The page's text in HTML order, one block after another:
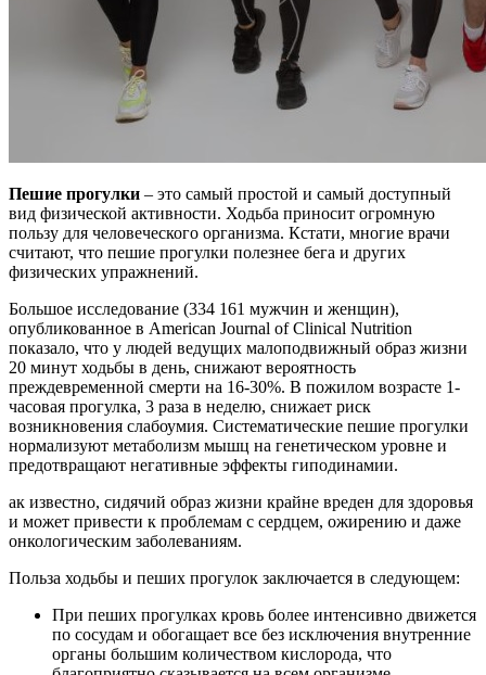
Пешие прогулки – это самый простой и самый доступный
вид физической активности. Ходьба приносит огромную
пользу для человеческого организма. Кстати, многие врачи
считают, что пешие прогулки полезнее бега и других
физических упражнений.
Большое исследование (334 161 мужчин и женщин),
опубликованное в American Journal of Clinical Nutrition
показало, что у людей ведущих малоподвижный образ жизни
20 минут ходьбы в день, снижают вероятность
преждевременной смерти на 16-30%. В пожилом возрасте 1-
часовая прогулка, 3 раза в неделю, снижает риск
возникновения слабоумия. Систематические пешие прогулки
нормализуют метаболизм мышц на генетическом уровне и
предотвращают негативные эффекты гиподинамии.
ак известно, сидячий образ жизни крайне вреден для здоровья
и может привести к проблемам с сердцем, ожирению и даже
онкологическим заболеваниям.
Польза ходьбы и пеших прогулок заключается в следующем:
При пеших прогулках кровь более интенсивно движется
по сосудам и обогащает все без исключения внутренние
органы большим количеством кислорода, что